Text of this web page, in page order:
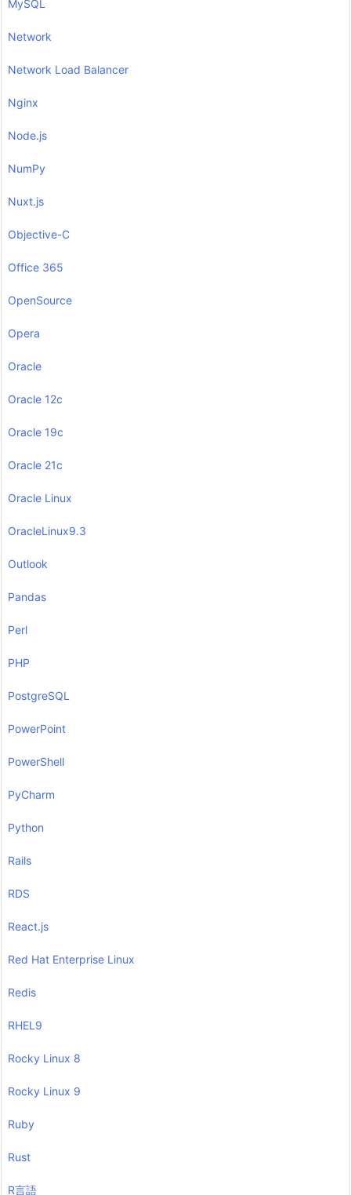
MySQL
Network
Network Load Balancer
Nginx
Node.js
NumPy
Nuxt.js
Objective-C
Office 365
OpenSource
Opera
Oracle
Oracle 12c
Oracle 19c
Oracle 21c
Oracle Linux
OracleLinux9.3
Outlook
Pandas
Perl
PHP
PostgreSQL
PowerPoint
PowerShell
PyCharm
Python
Rails
RDS
React.js
Red Hat Enterprise Linux
Redis
RHEL9
Rocky Linux 8
Rocky Linux 9
Ruby
Rust
R言語